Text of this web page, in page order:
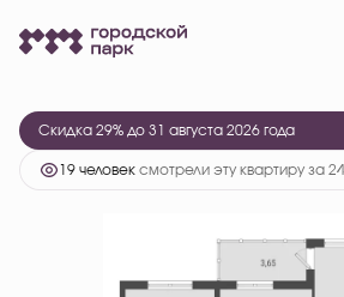
2-комнатная67.29 м
Ипотека от 36 197 руб.
Скидка 29% до 31 августа 2026 года
19 человек смотрели эту квартиру за